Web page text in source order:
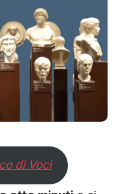
di Voci